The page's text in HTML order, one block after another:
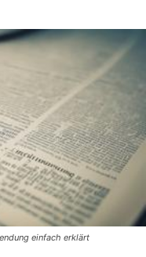
einfach erklärt